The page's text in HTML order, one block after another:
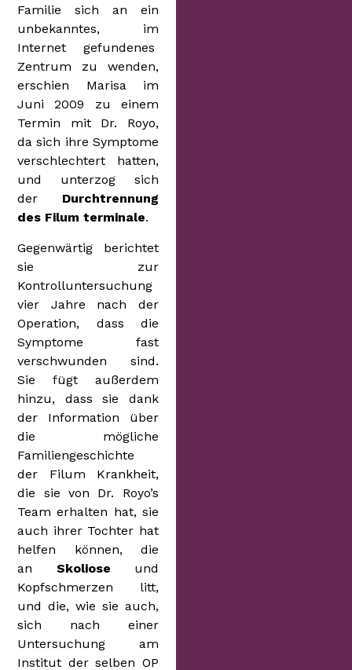
Familie sich an ein
unbekanntes, im
Internet gefundenes
Zentrum zu wenden,
erschien Marisa im
Juni 2009 zu einem
Termin mit Dr. Royo,
da sich ihre Symptome
verschlechtert hatten,
und unterzog sich
der Durchtrennung
des Filum terminale.
Gegenwärtig berichtet
sie zur
Kontrolluntersuchung
vier Jahre nach der
Operation, dass die
Symptome fast
verschwunden sind.
Sie fügt außerdem
hinzu, dass sie dank
der Information über
die mögliche
Familiengeschichte
der Filum Krankheit,
die sie von Dr. Royo’s
Team erhalten hat, sie
auch ihrer Tochter hat
helfen können, die
an Skoliose und
Kopfschmerzen litt,
und die, wie sie auch,
sich nach einer
Untersuchung am
Institut der selben OP